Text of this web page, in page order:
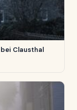
Clausthal